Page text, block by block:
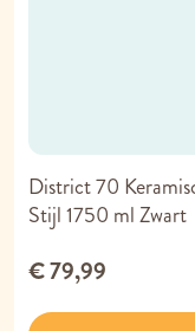
District 70
Stijl 1750 ml Zwart
€ 79,99